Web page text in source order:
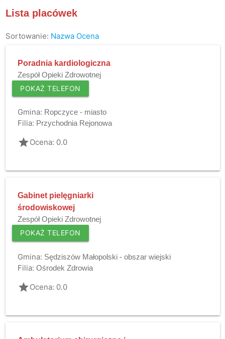
Lista placówek
Sortowanie: Nazwa Ocena
Poradnia kardiologiczna
Zespół Opieki Zdrowotnej
POKAŻ TELEFON
Gmina: Ropczyce - miasto
Filia: Przychodnia Rejonowa
gradeOcena: 0.0
Gabinet pielęgniarki
środowiskowej
Zespół Opieki Zdrowotnej
POKAŻ TELEFON
Gmina: Sędziszów Małopolski - obszar wiejski
Filia: Ośrodek Zdrowia
gradeOcena: 0.0